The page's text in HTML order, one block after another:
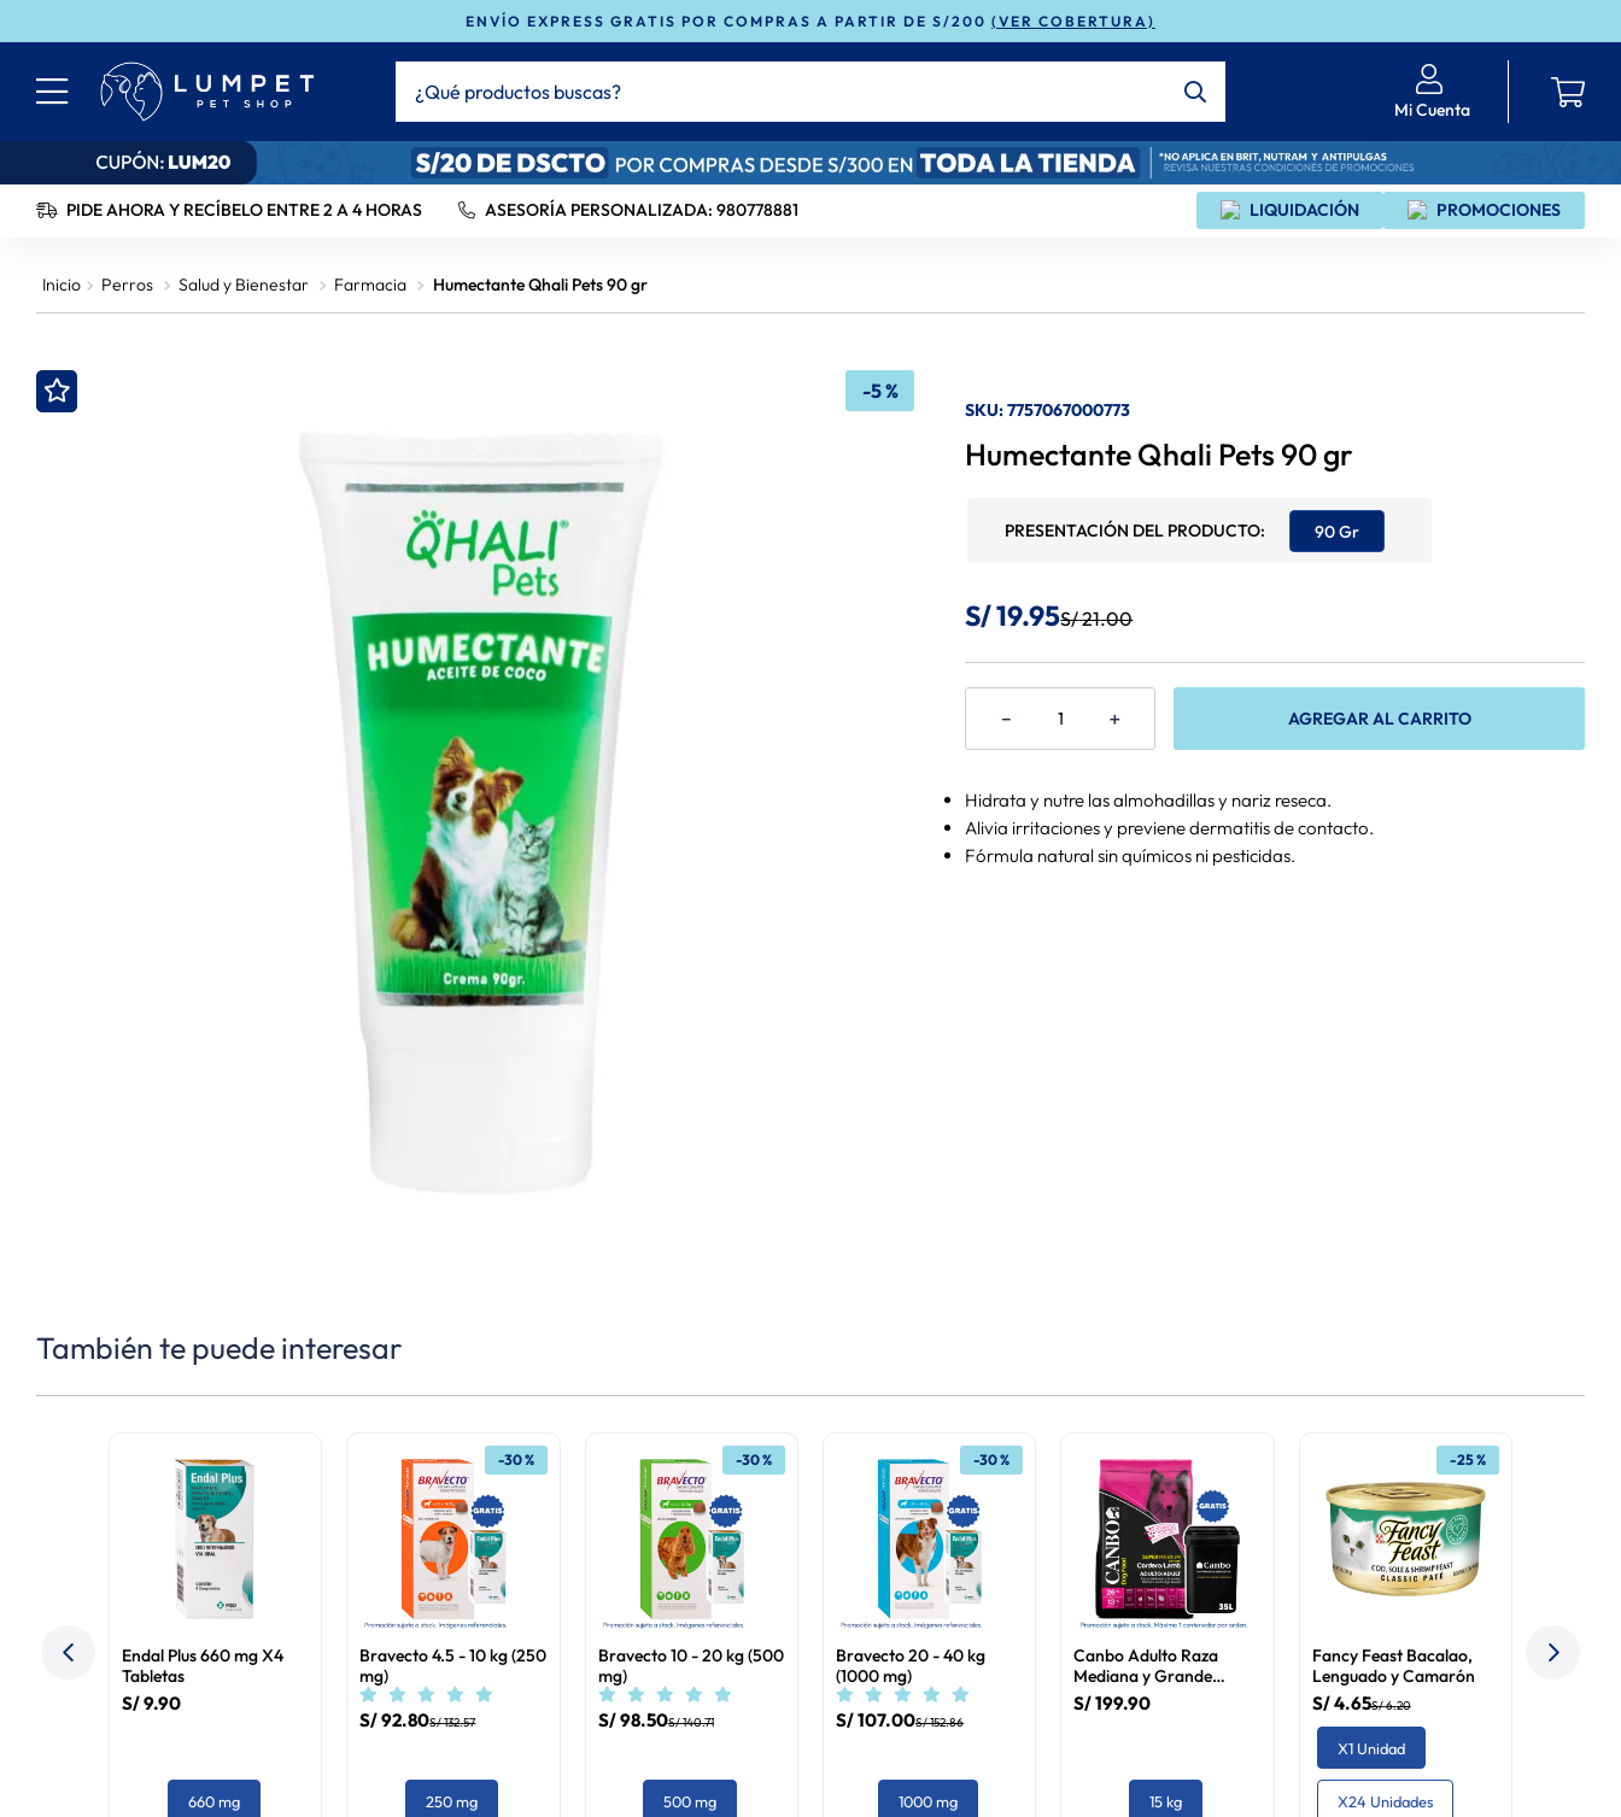
ENVÍO EXPRESS GRATIS POR COMPRAS A PARTIR DE S/200 (VER COBERTURA)
Mi Cuenta
PIDE AHORA Y RECÍBELO ENTRE 2 A 4 HORAS ASESORÍA PERSONALIZADA: 980778881 LIQUIDACIÓN PROMOCIONES
Perros Salud y Bienestar Farmacia Humectante Qhali Pets 90 gr
-5 %
SKU:7757067000773
Humectante Qhali Pets 90 gr
90 Gr
S/19.95S/21.00
＋
－ AGREGAR AL CARRITO
Hidrata y nutre las almohadillas y nariz reseca.
Alivia irritaciones y previene dermatitis de contacto.
Fórmula natural sin químicos ni pesticidas.
También te puede interesar
Endal Plus 660 mg X4
Tabletas
S/9.90
660 mg
-30 %
Bravecto 4.5 - 10 kg (250
mg)
S/92.80S/132.57
250 mg
-30 %
Bravecto 10 - 20 kg (500
mg)
S/98.50S/140.71
500 mg
-30 %
Bravecto 20 - 40 kg
(1000 mg)
S/107.00S/152.86
1000 mg
Canbo Adulto Raza
Mediana y Grande
Cordero 15 kg
S/199.90
15 kg
-25 %
Fancy Feast Bacalao,
Lenguado y Camarón
S/4.65S/6.20
X1 Unidad
X24 Unidades
TÉRMINOS MÁS BUSCADOS
1. Ownat
3. Brit
8. Felix
Bravery